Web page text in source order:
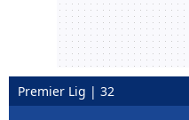
Premier Lig | 32